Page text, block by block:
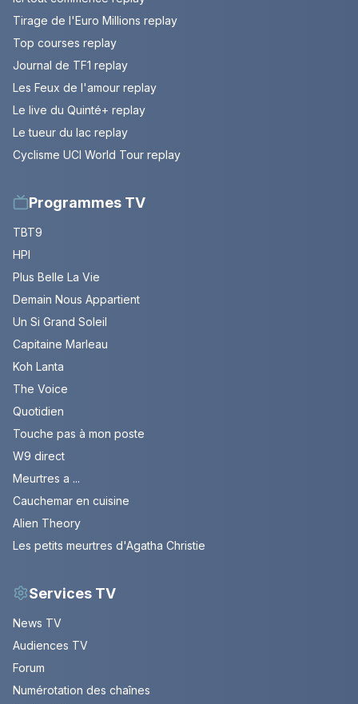
Tirage de l'Euro Millions replay
Top courses replay
Journal de TF1 replay
Les Feux de l'amour replay
Le live du Quinté+ replay
Le tueur du lac replay
Cyclisme UCI World Tour replay
Programmes TV
TBT9
HPI
Plus Belle La Vie
Demain Nous Appartient
Un Si Grand Soleil
Capitaine Marleau
Koh Lanta
The Voice
Quotidien
Touche pas à mon poste
W9 direct
Meurtres a ...
Cauchemar en cuisine
Alien Theory
Les petits meurtres d'Agatha Christie
Services TV
News TV
Audiences TV
Forum
Numérotation des chaînes